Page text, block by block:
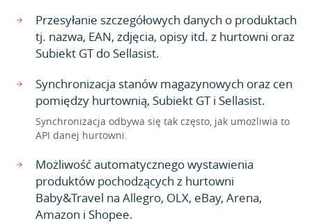
Przesyłanie szczegółowych danych o produktach
tj. nazwa, EAN, zdjęcia, opisy itd. z hurtowni oraz
Subiekt GT do Sellasist.
Synchronizacja stanów magazynowych oraz cen
pomiędzy hurtownią, Subiekt GT i Sellasist.
Synchronizacja odbywa się tak często, jak umożliwia to
API danej hurtowni.
Możliwość automatycznego wystawienia
produktów pochodzących z hurtowni
Baby&Travel na Allegro, OLX, eBay, Arena,
Amazon i Shopee.